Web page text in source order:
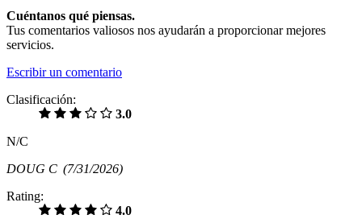
Cuéntanos qué piensas.
Tus comentarios valiosos nos ayudarán a proporcionar mejores
servicios.
Escribir un comentario
Clasificación:
3.0
N/C
DOUG C (7/31/2026)
Rating:
4.0